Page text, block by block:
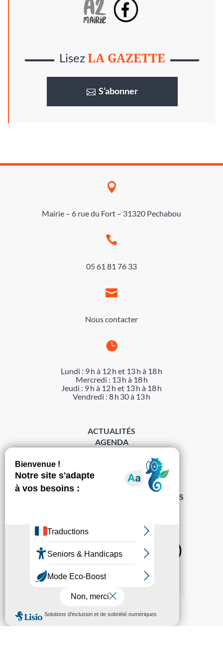
LisezLA GAZETTE
S’abonner

Mairie – 6 rue du Fort – 31320 Pechabou

05 61 81 76 33

Nous contacter

Lundi : 9 h à 12 h et 13 h à 18 h
Mercredi : 13 h à 18 h
Jeudi : 9 h à 12 h et 13 h à 18 h
Vendredi : 8 h 30 à 13 h
Sur les réseaux
ACTUALITÉS
AGENDA
MENTIONS LÉGALES
PROTECTION DES DONNÉES
POLITIQUE DE GESTION DES COOKIES